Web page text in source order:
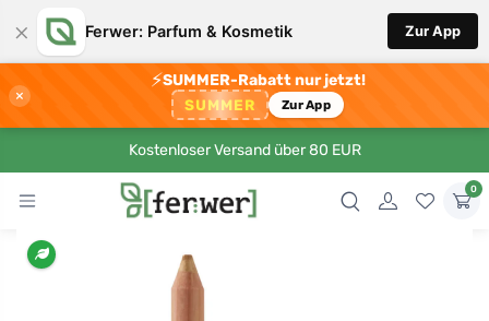
× Ferwer: Parfum & Kosmetik Zur App
×
⚡SUMMER-Rabatt nur jetzt!
SUMMER Zur App
Kostenloser Versand über 80 EUR
0